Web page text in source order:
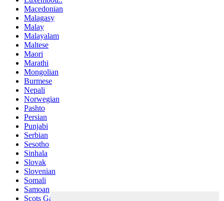
Macedonian
Malagasy
Malay
Malayalam
Maltese
Maori
Marathi
Mongolian
Burmese
Nepali
Norwegian
Pashto
Persian
Punjabi
Serbian
Sesotho
Sinhala
Slovak
Slovenian
Somali
Samoan
Scots Gaelic